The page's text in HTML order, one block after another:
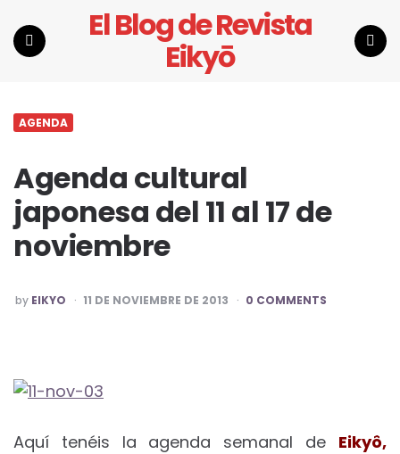
El Blog de Revista
Eikyō
AGENDA
Agenda cultural
japonesa del 11 al 17 de
noviembre
POSTED
BY
by EIKYO 11 DE NOVIEMBRE DE 2013 0 COMMENTS
Aquí tenéis la agenda semanal de Eikyô,